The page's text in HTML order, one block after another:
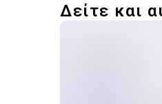
Δείτε και